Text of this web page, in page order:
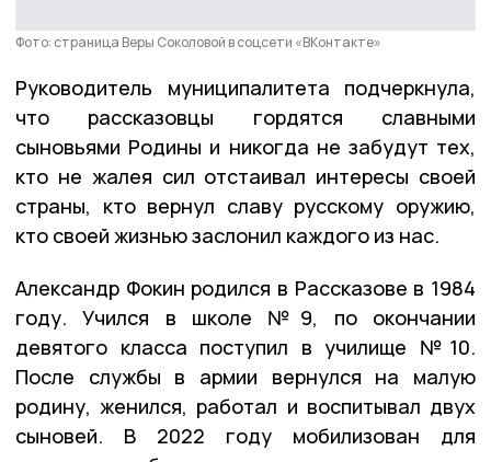
Фото: страница Веры Соколовой в соцсети «ВКонтакте»
Руководитель муниципалитета подчеркнула,
что рассказовцы гордятся славными
сыновьями Родины и никогда не забудут тех,
кто не жалея сил отстаивал интересы своей
страны, кто вернул славу русскому оружию,
кто своей жизнью заслонил каждого из нас.
Александр Фокин родился в Рассказове в 1984
году. Учился в школе №9, по окончании
девятого класса поступил в училище №10.
После службы в армии вернулся на малую
родину, женился, работал и воспитывал двух
сыновей. В 2022 году мобилизован для